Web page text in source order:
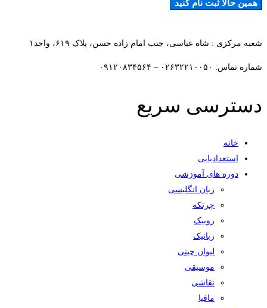
همین حالا ثبت نام کنید
شعبه مرکزی : شاه عباسی، جنب امام زاده حسن، پلاک ۶۱۹، واحد۱​
شماره تماس: ۰۲۶۳۲۲۱۰۰۵۰ – ۰۹۱۲۰۸۳۴۵۶۴
دسترسی سریع
خانه
استعدادیابی
دوره های آموزشی
زبان انگلیسی
چرتکه
روبیک
رباتیک
لیوان چینی
موسیقی
نقاشی
مافیا